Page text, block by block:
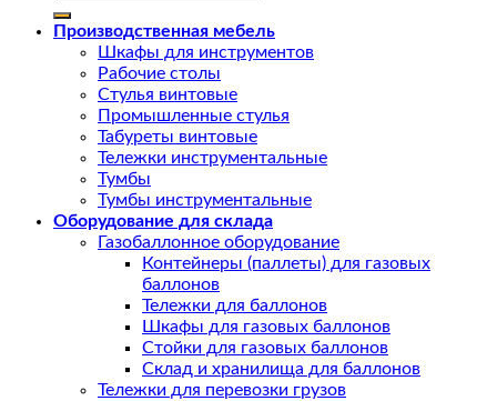
Производственная мебель
Шкафы для инструментов
Рабочие столы
Стулья винтовые
Промышленные стулья
Табуреты винтовые
Тележки инструментальные
Тумбы
Тумбы инструментальные
Оборудование для склада
Газобаллонное оборудование
Контейнеры (паллеты) для газовых
баллонов
Тележки для баллонов
Шкафы для газовых баллонов
Стойки для газовых баллонов
Склад и хранилища для баллонов
Тележки для перевозки грузов